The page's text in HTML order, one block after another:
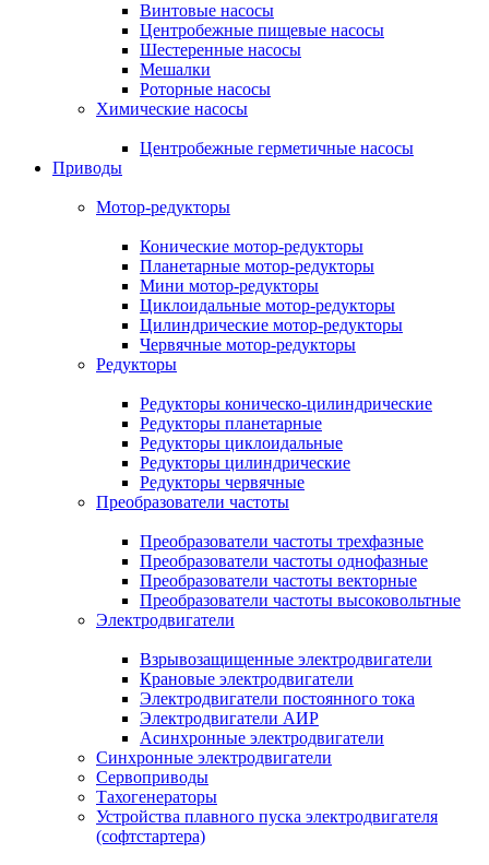
Винтовые насосы
Центробежные пищевые насосы
Шестеренные насосы
Мешалки
Роторные насосы
Химические насосы
Центробежные герметичные насосы
Приводы
Мотор-редукторы
Конические мотор-редукторы
Планетарные мотор-редукторы
Мини мотор-редукторы
Циклоидальные мотор-редукторы
Цилиндрические мотор-редукторы
Червячные мотор-редукторы
Редукторы
Редукторы коническо-цилиндрические
Редукторы планетарные
Редукторы циклоидальные
Редукторы цилиндрические
Редукторы червячные
Преобразователи частоты
Преобразователи частоты трехфазные
Преобразователи частоты однофазные
Преобразователи частоты векторные
Преобразователи частоты высоковольтные
Электродвигатели
Взрывозащищенные электродвигатели
Крановые электродвигатели
Электродвигатели постоянного тока
Электродвигатели АИР
Асинхронные электродвигатели
Синхронные электродвигатели
Сервоприводы
Тахогенераторы
Устройства плавного пуска электродвигателя
(софтстартера)